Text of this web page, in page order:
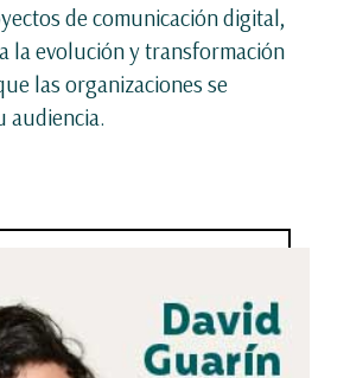
de comunicación digital,
la evolución y transformación
las organizaciones se
audiencia.